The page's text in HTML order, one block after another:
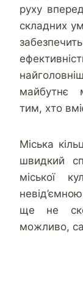
руху
складних
майбутнє
тим, хто
Міська
швидкий
міської
ще не
можливо,